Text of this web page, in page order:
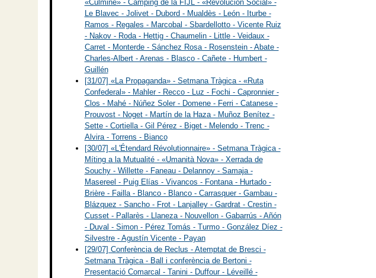
«Culmine» - Càmping de la FIJL - «Revolución Social» -
Le Blavec - Jolivet - Dubord - Mualdès - León - Iturbe -
Ramos - Regales - Marcobal - Sbardellotto - Vicente Ruiz
- Nakov - Roda - Hettig - Chaumelin - Little - Veidaux -
Carret - Monterde - Sánchez Rosa - Rosenstein - Abate -
Charles-Albert - Arenas - Blasco - Cañete - Humbert -
Guillén
[31/07] «La Propaganda» - Setmana Tràgica - «Ruta
Confederal» - Mahler - Recco - Luz - Fochi - Capronnier -
Clos - Mahé - Núñez Soler - Domene - Ferri - Catanese -
Prouvost - Noget - Martín de la Haza - Muñoz Benítez -
Sette - Cortiella - Gil Pérez - Biget - Melendo - Trenc -
Alvira - Torrens - Bianco
[30/07] «L'Étendard Révolutionnaire» - Setmana Tràgica -
Míting a la Mutualité - «Umanità Nova» - Xerrada de
Souchy - Willette - Faneau - Delannoy - Samaja -
Masereel - Puig Elías - Vivancos - Fontana - Hurtado -
Brière - Failla - Blanco - Blanco - Carrasquer - Gambau -
Blázquez - Sancho - Frot - Lanjalley - Gardrat - Crestin -
Cusset - Pallarès - Llaneza - Nouvellon - Gabarrús - Añón
- Duval - Simon - Pérez Tomás - Turmo - González Díez -
Silvestre - Agustín Vicente - Payan
[29/07] Conferència de Reclus - Atemptat de Bresci -
Setmana Tràgica - Ball i conferència de Bertoni -
Presentació Comarcal - Tanini - Duffour - Léveillé -